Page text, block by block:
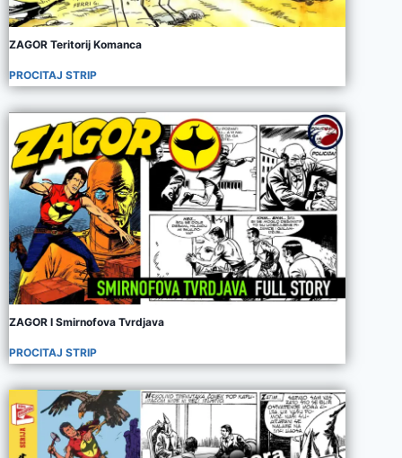
ZAGOR Teritorij Komanca
PROCITAJ STRIP
ZAGOR I Smirnofova Tvrdjava
PROCITAJ STRIP